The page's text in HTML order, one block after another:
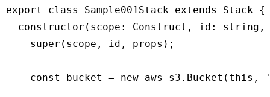
export class Sample001Stack extends Stack {
constructor(scope: Construct, id:
    super(scope, id, props);
const bucket = new aws_s3.Bucket(this,